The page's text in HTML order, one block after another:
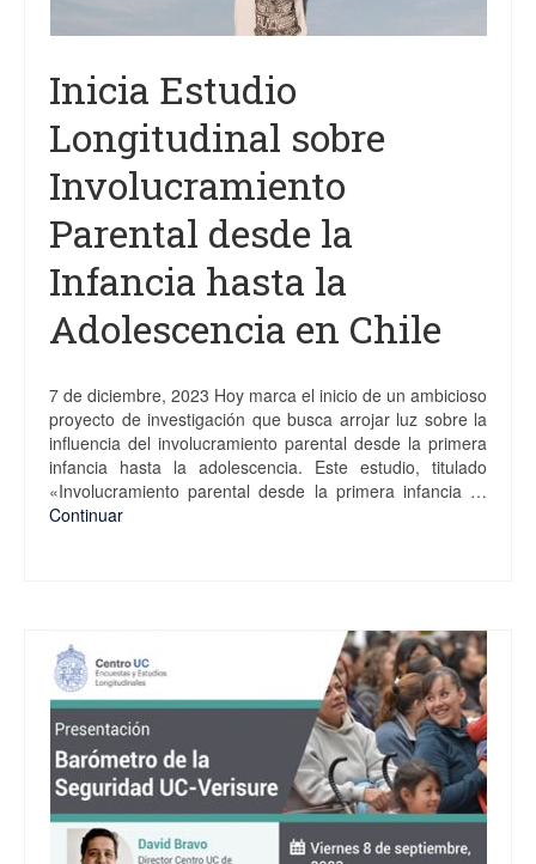
Inicia Estudio
Longitudinal sobre
Involucramiento
Parental desde la
Infancia hasta la
Adolescencia en Chile
7 de diciembre, 2023 Hoy marca el inicio de un ambicioso
proyecto de investigación que busca arrojar luz sobre la
influencia del involucramiento parental desde la primera
infancia hasta la adolescencia. Este estudio, titulado
«Involucramiento parental desde la primera infancia …
Continuar